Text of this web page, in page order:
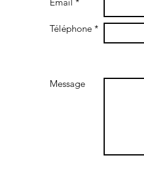
Téléphone *
Message